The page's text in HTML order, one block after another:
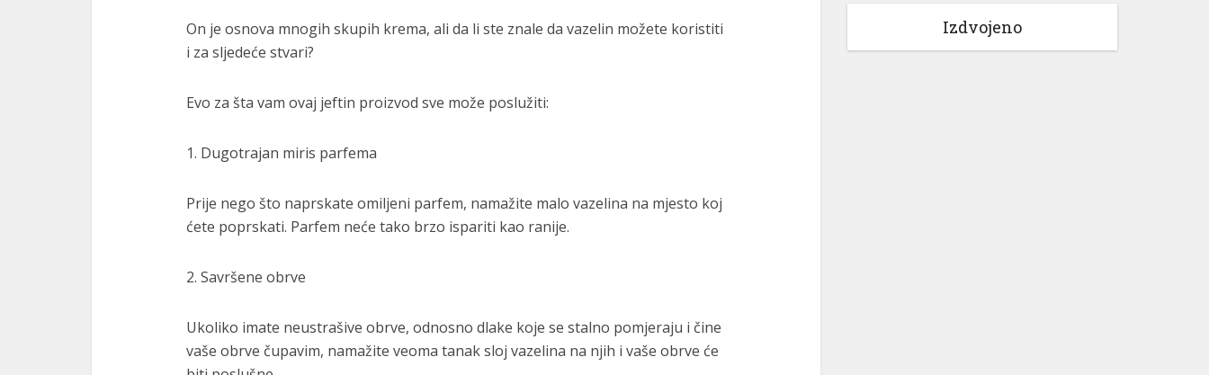
On je osnova mnogih skupih krema, ali da li ste znale da vazelin možete koristiti
i za sljedeće stvari?
Evo za šta vam ovaj jeftin proizvod sve može poslužiti:
1. Dugotrajan miris parfema
Prije nego što naprskate omiljeni parfem, namažite malo vazelina na mjesto koj
ćete poprskati. Parfem neće tako brzo ispariti kao ranije.
2. Savršene obrve
Ukoliko imate neustrašive obrve, odnosno dlake koje se stalno pomjeraju i čine
vaše obrve čupavim, namažite veoma tanak sloj vazelina na njih i vaše obrve će
Izdvojeno